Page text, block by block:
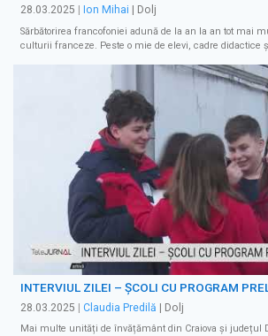
28.03.2025 | Ion Mihai | Dolj
Sărbătorirea francofoniei adună de la an la an tot mai
culturii franceze. Peste o mie de elevi, cadre didactice
INTERVIUL ZILEI – ȘCOLI CU PROGRAM
28.03.2025 | Claudia Predilă | Dolj
Mai multe unități de învățământ din Craiova și județul